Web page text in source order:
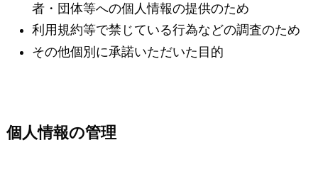
者・団体等への個人情報の提供のため
利用規約等で禁じている行為などの調査のため
その他個別に承諾いただいた目的
個人情報の管理